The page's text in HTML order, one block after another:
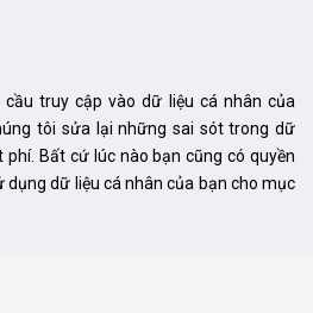
truy cập vào dữ liệu cá nhân của
tôi sửa lại những sai sót trong dữ
phí. Bất cứ lúc nào bạn cũng có quyền
dữ liệu cá nhân của bạn cho mục